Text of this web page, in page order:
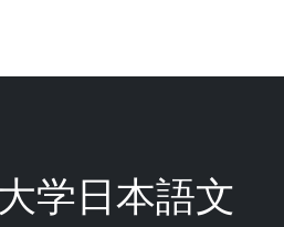
学日本語文